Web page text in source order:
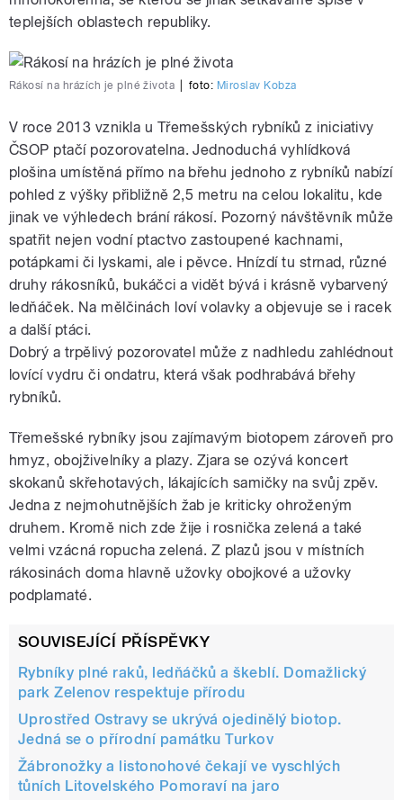
teplejších oblastech republiky.
Rákosí na hrázích je plné života foto: Miroslav Kobza
V roce 2013 vznikla u Třemešských rybníků z iniciativy
ČSOP ptačí pozorovatelna. Jednoduchá vyhlídková
plošina umístěná přímo na břehu jednoho z rybníků nabízí
pohled z výšky přibližně 2,5 metru na celou lokalitu, kde
jinak ve výhledech brání rákosí. Pozorný návštěvník může
spatřit nejen vodní ptactvo zastoupené kachnami,
potápkami či lyskami, ale i pěvce. Hnízdí tu strnad, různé
druhy rákosníků, bukáčci a vidět bývá i krásně vybarvený
ledňáček. Na mělčinách loví volavky a objevuje se i racek
a další ptáci.
Dobrý a trpělivý pozorovatel může z nadhledu zahlédnout
lovící vydru či ondatru, která však podhrabává břehy
rybníků.
Třemešské rybníky jsou zajímavým biotopem zároveň pro
hmyz, obojživelníky a plazy. Zjara se ozývá koncert
skokanů skřehotavých, lákajících samičky na svůj zpěv.
Jedna z nejmohutnějších žab je kriticky ohroženým
druhem. Kromě nich zde žije i rosnička zelená a také
velmi vzácná ropucha zelená. Z plazů jsou v místních
rákosinách doma hlavně užovky obojkové a užovky
podplamaté.
SOUVISEJÍCÍ PŘÍSPĚVKY
Rybníky plné raků, ledňáčků a škeblí. Domažlický
park Zelenov respektuje přírodu
Uprostřed Ostravy se ukrývá ojedinělý biotop.
Jedná se o přírodní památku Turkov
Žábronožky a listonohové čekají ve vyschlých
tůních Litovelského Pomoraví na jaro